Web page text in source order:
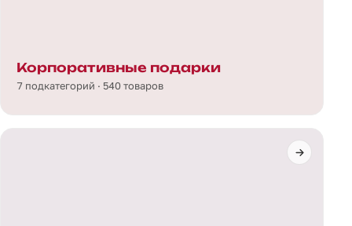
Корпоративные подарки
7 подкатегорий · 540 товаров